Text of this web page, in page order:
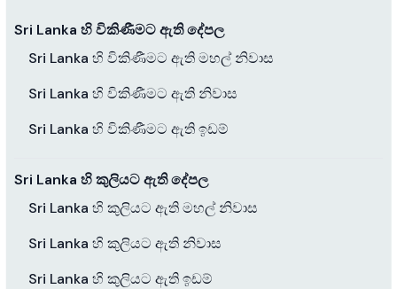
Sri Lanka හි විකිණීමට ඇති දේපල
Sri Lanka හි විකිණීමට ඇති මහල් නිවාස
Sri Lanka හි විකිණීමට ඇති නිවාස
Sri Lanka හි විකිණීමට ඇති ඉඩම්
Sri Lanka හි කුලියට ඇති දේපල
Sri Lanka හි කුලියට ඇති මහල් නිවාස
Sri Lanka හි කුලියට ඇති නිවාස
Sri Lanka හි කුලියට ඇති ඉඩම්